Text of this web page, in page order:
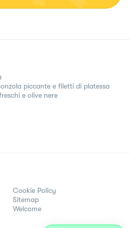
piccante e filetti di platessa
e olive nere
Cookie Policy
Sitemap
Welcome